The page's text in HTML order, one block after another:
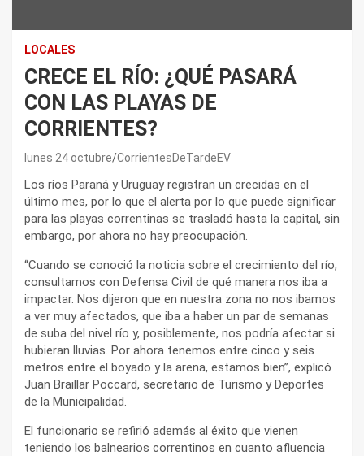
LOCALES
CRECE EL RÍO: ¿QUÉ PASARÁ
CON LAS PLAYAS DE
CORRIENTES?
lunes 24 octubre CorrientesDeTardeEV
Los ríos Paraná y Uruguay registran un crecidas en el
último mes, por lo que el alerta por lo que puede significar
para las playas correntinas se trasladó hasta la capital, sin
embargo, por ahora no hay preocupación.
“Cuando se conoció la noticia sobre el crecimiento del río,
consultamos con Defensa Civil de qué manera nos iba a
impactar. Nos dijeron que en nuestra zona no nos ibamos
a ver muy afectados, que iba a haber un par de semanas
de suba del nivel río y, posiblemente, nos podría afectar si
hubieran lluvias. Por ahora tenemos entre cinco y seis
metros entre el boyado y la arena, estamos bien”, explicó
Juan Braillar Poccard, secretario de Turismo y Deportes
de la Municipalidad.
El funcionario se refirió además al éxito que vienen
teniendo los balnearios correntinos en cuanto afluencia